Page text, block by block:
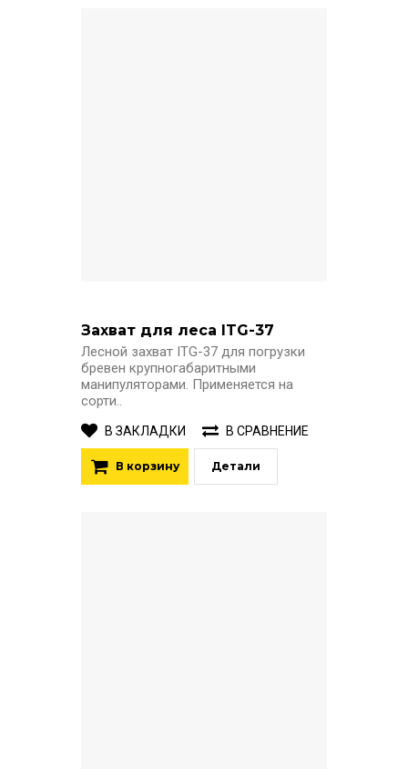
Захват для леса ITG-37
Лесной захват ITG-37 для погрузки
бревен крупногабаритными
манипуляторами. Применяется на
сорти..
В ЗАКЛАДКИ В СРАВНЕНИЕ
В корзину Детали